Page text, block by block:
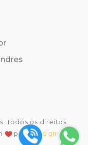
Todos os direitos
porDecsigner